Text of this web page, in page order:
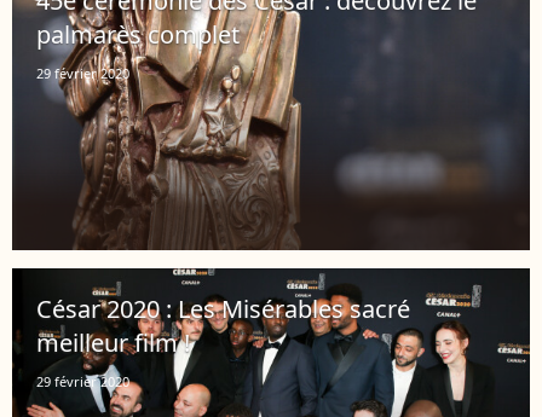
palmarès complet
29 février 2020
César 2020 : Les Misérables sacré
meilleur film !
29 février 2020